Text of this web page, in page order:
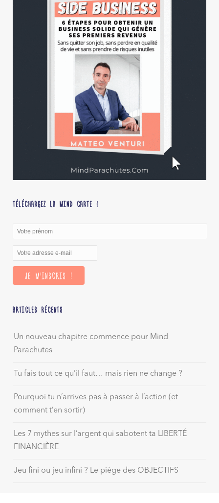
TÉLÉCHARGEZ LA MIND CARTE !
ARTICLES RÉCENTS
Un nouveau chapitre commence pour Mind
Parachutes
Tu fais tout ce qu’il faut… mais rien ne change ?
Pourquoi tu n’arrives pas à passer à l’action (et
comment t’en sortir)
Les 7 mythes sur l’argent qui sabotent ta LIBERTÉ
FINANCIÈRE
Jeu fini ou jeu infini ? Le piège des OBJECTIFS